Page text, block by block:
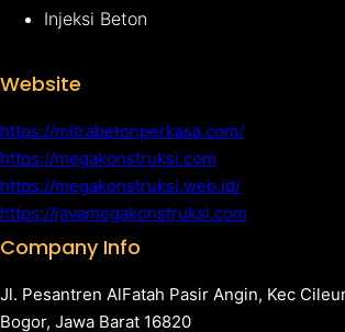
Injeksi Beton
Website
https://mitrabetonperkasa.com/
https://megakonstruksi.com
https://megakonstruksi.web.id/
https://javamegakonstruksi.com
Company Info
Jl. Pesantren AlFatah Pasir Angin, Kec
Bogor, Jawa Barat 16820